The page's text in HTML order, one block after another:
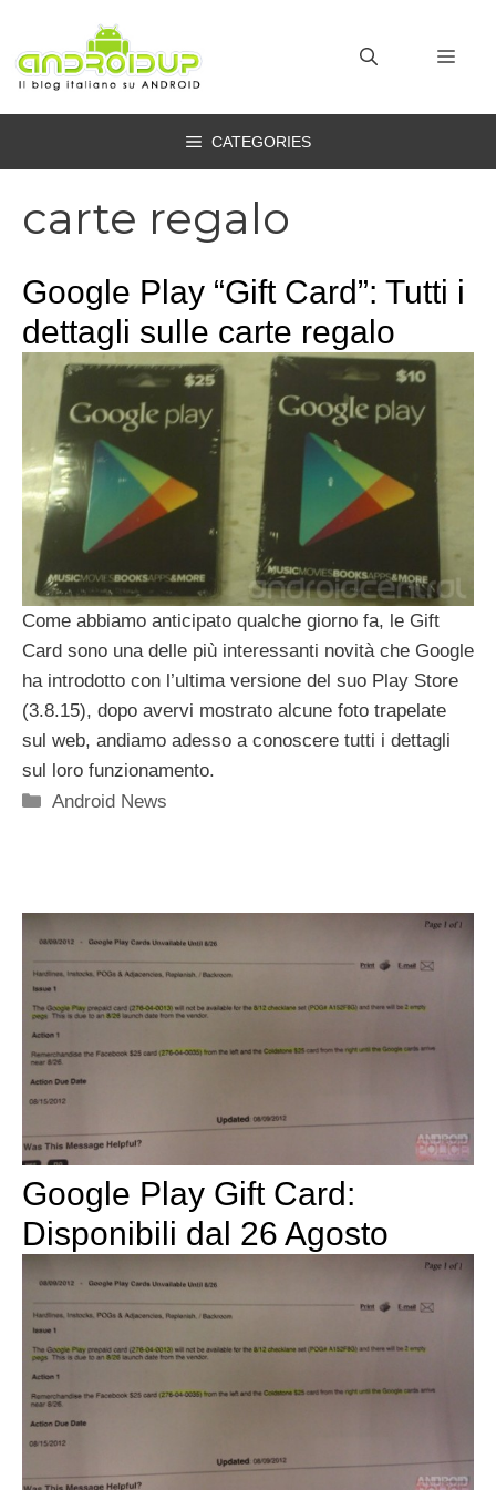
contenuto
CATEGORIES
carte regalo
Google Play “Gift Card”: Tutti i
dettagli sulle carte regalo
Come abbiamo anticipato qualche giorno fa, le Gift
Card sono una delle più interessanti novità che Google
ha introdotto con l’ultima versione del suo Play Store
(3.8.15), dopo avervi mostrato alcune foto trapelate
sul web, andiamo adesso a conoscere tutti i dettagli
sul loro funzionamento.
Categorie
Android News
Google Play Gift Card:
Disponibili dal 26 Agosto